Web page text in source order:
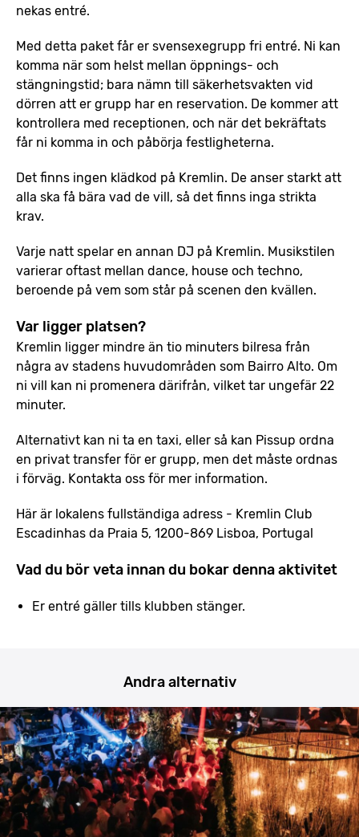
nekas entré.
Med detta paket får er svensexegrupp fri entré. Ni kan
komma när som helst mellan öppnings- och
stängningstid; bara nämn till säkerhetsvakten vid
dörren att er grupp har en reservation. De kommer att
kontrollera med receptionen, och när det bekräftats
får ni komma in och påbörja festligheterna.
Det finns ingen klädkod på Kremlin. De anser starkt att
alla ska få bära vad de vill, så det finns inga strikta
krav.
Varje natt spelar en annan DJ på Kremlin. Musikstilen
varierar oftast mellan dance, house och techno,
beroende på vem som står på scenen den kvällen.
Var ligger platsen?
Kremlin ligger mindre än tio minuters bilresa från
några av stadens huvudområden som Bairro Alto. Om
ni vill kan ni promenera därifrån, vilket tar ungefär 22
minuter.
Alternativt kan ni ta en taxi, eller så kan Pissup ordna
en privat transfer för er grupp, men det måste ordnas
i förväg. Kontakta oss för mer information.
Här är lokalens fullständiga adress - Kremlin Club
Escadinhas da Praia 5, 1200-869 Lisboa, Portugal
Vad du bör veta innan du bokar denna aktivitet
Er entré gäller tills klubben stänger.
Andra alternativ